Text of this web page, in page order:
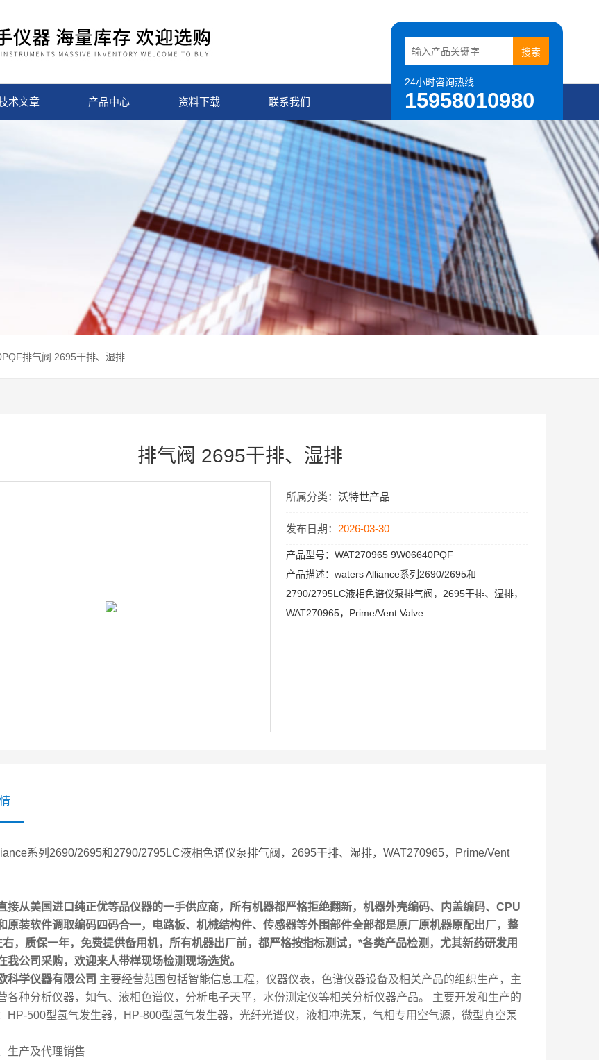
24小时咨询热线
15958010980
术文章 产品中心 资料下载 联系我们
排气阀 2695干排、湿排
排气阀 2695干排、湿排
所属分类：沃特世产品
发布日期： 2026-03-30
产品型号：WAT270965 9W06640PQF
产品描述：waters Alliance系列2690/2695和
2790/2795LC液相色谱仪泵排气阀，2695干排、湿排，
WAT270965，Prime/Vent Valve
系列2690/2695和2790/2795LC液相色谱仪泵排气阀，2695干排、湿排，WAT270965，Prime/Vent
接从美国进口纯正优等品仪器的一手供应商，所有机器都严格拒绝翻新，机器外壳编码、内盖编码、CPU
原装软件调取编码四码合一，电路板、机械结构件、传感器等外围部件全部都是原厂原机器原配出厂，整
，质保一年，免费提供备用机，所有机器出厂前，都严格按指标测试，*各类产品检测，尤其新药研发用
我公司采购，欢迎来人带样现场检测现场选货。
科学仪器有限公司 主要经营范围包括智能信息工程，仪器仪表，色谱仪器设备及相关产品的组织生产，主
各种分析仪器，如气、液相色谱仪，分析电子天平，水份测定仪等相关分析仪器产品。 主要开发和生产的
HP-500型氢气发生器，HP-800型氢气发生器，光纤光谱仪，液相冲洗泵，气相专用空气源，微型真空泵
生产及代理销售